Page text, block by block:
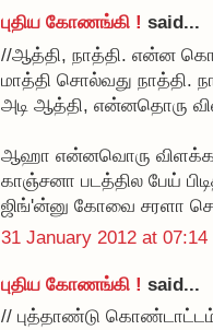
புதிய கோணங்கி ! said...
//ஆத்தி, நாத்தி. என்ன
மாத்தி சொல்வது நாத்தி.
அடி ஆத்தி, என்னதொரு
ஆஹா என்னவொரு
காஞ்சனா படத்தில பேய்
ஜிங்'ன்னு கோவை சரளா
31 January 2012 at 07:14
புதிய கோணங்கி ! said...
// புத்தாண்டு